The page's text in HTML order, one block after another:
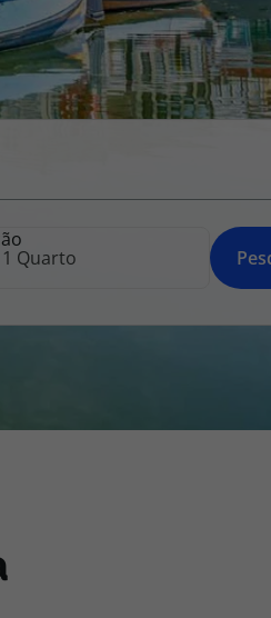
Apoio ao cliente em
218 925 471
Apoio ao cliente no
facilidade na marcação das suas
dispor o nosso call center a funcionar
10:00 às 20:00 e Sábado das 10:00 às